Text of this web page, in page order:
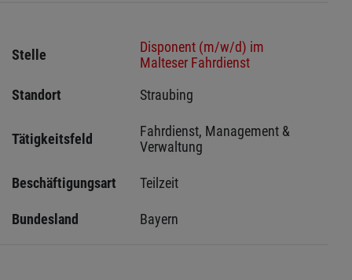
Stelle
Disponent (m/w/d) im
Malteser Fahrdienst
Standort
Straubing
Tätigkeitsfeld
Fahrdienst, Management &
Verwaltung
Beschäftigungsart Teilzeit
Bundesland Bayern